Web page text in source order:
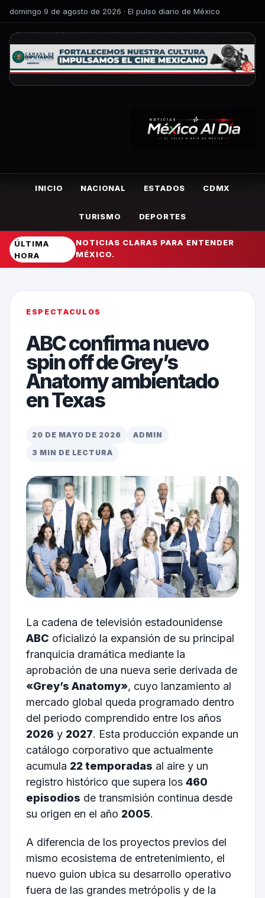
domingo 9 de agosto de 2026 · El pulso diario de México
INICIO NACIONAL ESTADOS CDMX
TURISMO DEPORTES
ÚLTIMA
HORA
NOTICIAS CLARAS PARA ENTENDER
MÉXICO.
ESPECTACULOS
ABC confirma nuevo
spin off de Grey’s
Anatomy ambientado
en Texas
20 DE MAYO DE 2026
ADMIN
3 MIN DE LECTURA
La cadena de televisión estadounidense
ABC oficializó la expansión de su principal
franquicia dramática mediante la
aprobación de una nueva serie derivada de
«Grey’s Anatomy», cuyo lanzamiento al
mercado global queda programado dentro
del periodo comprendido entre los años
2026 y 2027. Esta producción expande un
catálogo corporativo que actualmente
acumula 22 temporadas al aire y un
registro histórico que supera los 460
episodios de transmisión continua desde
su origen en el año 2005.
A diferencia de los proyectos previos del
mismo ecosistema de entretenimiento, el
nuevo guion ubica su desarrollo operativo
fuera de las grandes metrópolis y de la